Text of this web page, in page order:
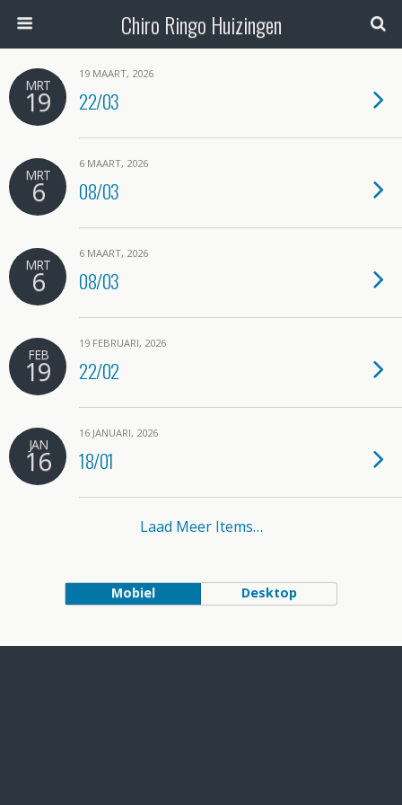
Chiro Ringo Huizingen
MRT
19
19 MAART, 2026
22/03
MRT
6
6 MAART, 2026
08/03
MRT
6
6 MAART, 2026
08/03
FEB
19
19 FEBRUARI, 2026
22/02
JAN
16
16 JANUARI, 2026
18/01
Laad Meer Items…
Mobiel Desktop